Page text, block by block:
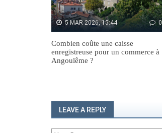
5 MAR 2026, 15:44 0
Combien coûte une caisse
enregistreuse pour un commerce à
Angoulême ?
LEAVE A REPLY